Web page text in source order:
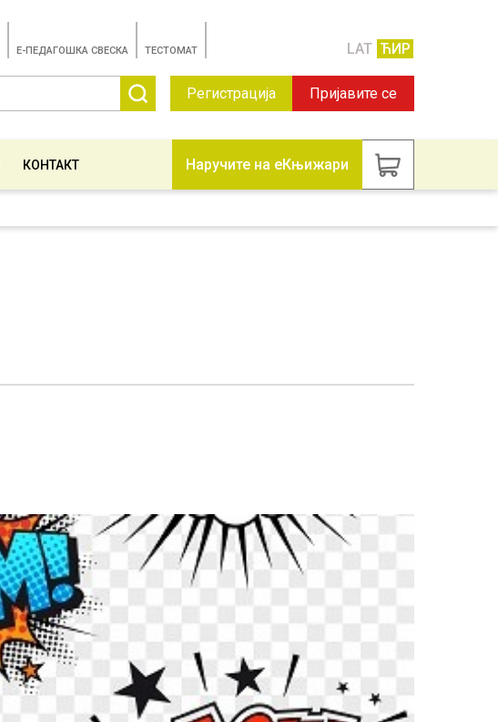
Е-ПЕДАГОШКА СВЕСКА TЕСТОМАТ LAT ЋИР
Регистрација Пријавите се
КОНТАКТ Наручите на еКњижари